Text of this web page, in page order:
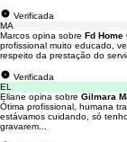
Verificada
MA
Marcos opina sobre Fd
profissional muito educado,
respeito da prestação do
Verificada
EL
Eliane opina sobre Gilmara
Ótima profissional, humana
estávamos cuidando, só
gravarem...